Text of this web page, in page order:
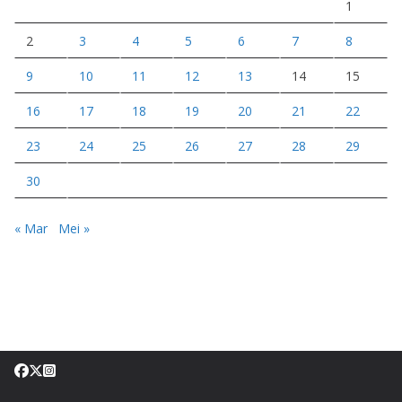
1
2 3 4 5 6 7 8
9 10 11 12 13 14 15
16 17 18 19 20 21 22
23 24 25 26 27 28 29
30
« Mar Mei »